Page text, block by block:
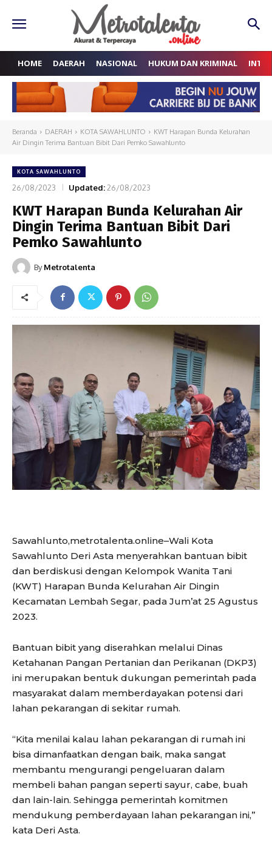
HOME DAERAH NASIONAL HUKUM DAN KRIMINAL
Beranda DAERAH KOTA SAWAHLUNTO
KWT Harapan Bunda Kelurahan
Air Dingin Terima Bantuan Bibit Dari Pemko Sawahlunto
KOTA SAWAHLUNTO
26/08/2023 Updated:26/08/2023
KWT Harapan Bunda Kelurahan Air
Dingin Terima Bantuan Bibit Dari
Pemko Sawahlunto
By Metrotalenta
Sawahlunto,metrotalenta.online–Wali Kota
Sawahlunto Deri Asta menyerahkan bantuan bibit
dan berdiskusi dengan Kelompok Wanita Tani
(KWT) Harapan Bunda Kelurahan Air Dingin
Kecamatan Lembah Segar, pada Jum’at 25 Agustus
2023.
Bantuan bibit yang diserahkan melalui Dinas
Ketahanan Pangan Pertanian dan Perikanan (DKP3)
ini merupakan bentuk dukungan pemerintah pada
masyarakat dalam memberdayakan potensi dari
lahan pekarangan di sekitar rumah.
“Kita menilai kalau lahan pekarangan di rumah ini
bisa dimanfaatkan dengan baik, maka sangat
membantu mengurangi pengeluaran dalam
membeli bahan pangan seperti sayur, cabe, buah
dan lain-lain. Sehingga pemerintah komitmen
mendukung pemberdayaan lahan pekarangan ini,”
kata Deri Asta.